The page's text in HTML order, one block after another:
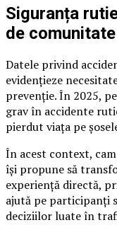
Siguranța
de comunitate
Datele privind
evidențieze
prevenție. În 2025,
grav în accidente
pierdut viața pe
În acest context,
își propune să
experiență directă,
ajută pe participanți
deciziilor luate în